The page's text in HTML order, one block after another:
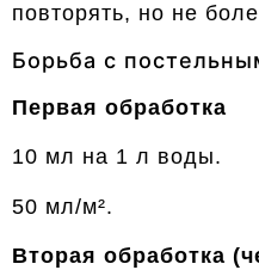
повторять, но не
Борьба с
Первая обработка
10 мл на 1 л воды.
50 мл/м².
Вторая обработка